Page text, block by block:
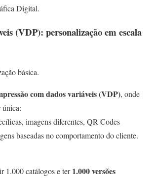
Digital.
(VDP): personalização em escala
básica.
com dados variáveis (VDP), onde
única:
imagens diferentes, QR Codes
baseadas no comportamento do cliente.
1.000 catálogos e ter1.000 versões